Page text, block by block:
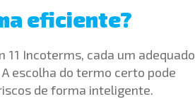
eficiente?
11 Incoterms, cada um adequado
escolha do termo certo pode
de forma inteligente.